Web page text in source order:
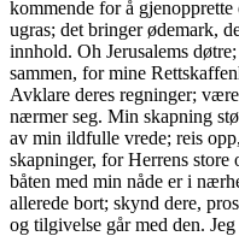
kommende for å
ugras; det bringer ødemark,
innhold. Oh Jerusalems
sammen, for mine
Avklare deres regninger;
nærmer seg. Min skapning
av min ildfulle vrede; reis
skapninger, for Herrens
båten med min nåde er i
allerede bort; skynd dere,
og tilgivelse går med den.